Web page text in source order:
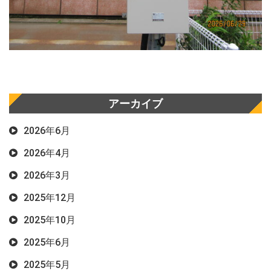
アーカイブ
2026年6月
2026年4月
2026年3月
2025年12月
2025年10月
2025年6月
2025年5月